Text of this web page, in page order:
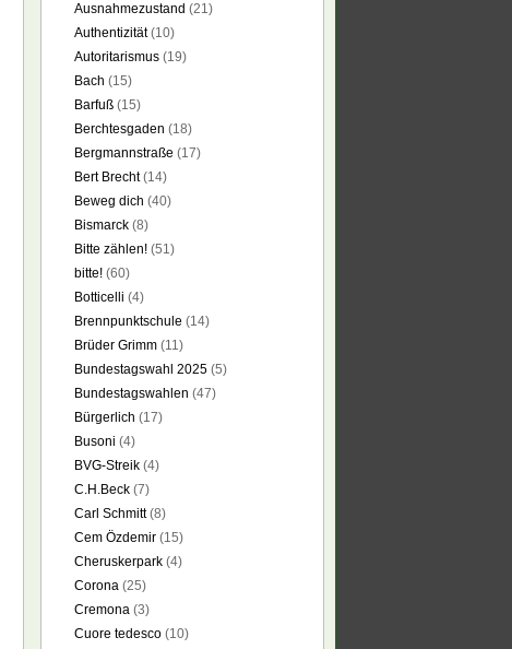
Ausnahmezustand (21)
Authentizität(10)
Autoritarismus (19)
Bach (15)
Barfuß (15)
Berchtesgaden (18)
Bergmannstraße (17)
Bert Brecht(14)
Beweg dich (40)
Bismarck (8)
Bitte zählen! (51)
bitte! (60)
Botticelli (4)
Brennpunktschule (14)
Brüder Grimm (11)
Bundestagswahl 2025 (5)
Bundestagswahlen (47)
Bürgerlich (17)
Busoni (4)
BVG-Streik (4)
C.H.Beck (7)
Carl Schmitt(8)
Cem Özdemir (15)
Cheruskerpark (4)
Corona (25)
Cremona (3)
Cuore tedesco (10)